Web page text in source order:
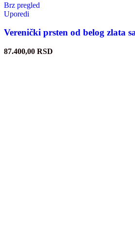
Brz pregled
Uporedi
Verenički prsten od belog zlata
87.400,00 RSD